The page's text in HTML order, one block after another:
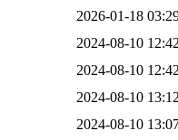
2026-01-18
2024-08-10
2024-08-10
2024-08-10
2024-08-10